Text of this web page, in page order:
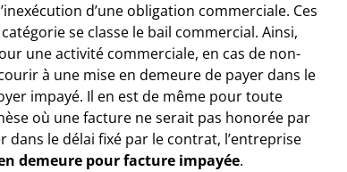
d’une obligation commerciale. Ces
se classe le bail commercial. Ainsi,
une activité commerciale, en cas de non-
à une mise en demeure de payer dans le
impayé. Il en est de même pour toute
où une facture ne serait pas honorée par
le délai fixé par le contrat, l’entreprise
demeure pour facture impayée.